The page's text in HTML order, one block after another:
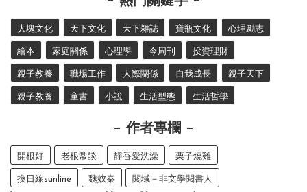
大塊文化 天下文化 天下雜誌 寶瓶文化 心理勵志
繪本 家庭關係 心理學 今周刊 投資理財
親子教養 職場工作 人際關係 自我成長 親子天下
親子教養 童書 小說 生活型態 生活哲學
作者專欄
開根好 老根常談 靜香愛洗澡 栗子燒雞
換日線sunline 魏妏秦 閱域－非文學閱書人